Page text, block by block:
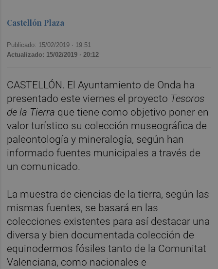
Castellón Plaza
Publicado: 15/02/2019 · 19:51
Actualizado: 15/02/2019 · 20:12
CASTELLÓN. El Ayuntamiento de Onda ha
presentado este viernes el proyecto Tesoros
de la Tierra que tiene como objetivo poner en
valor turístico su colección museográfica de
paleontología y mineralogía, según han
informado fuentes municipales a través de
un comunicado.
La muestra de ciencias de la tierra, según las
mismas fuentes, se basará en las
colecciones existentes para así destacar una
diversa y bien documentada colección de
equinodermos fósiles tanto de la Comunitat
Valenciana, como nacionales e